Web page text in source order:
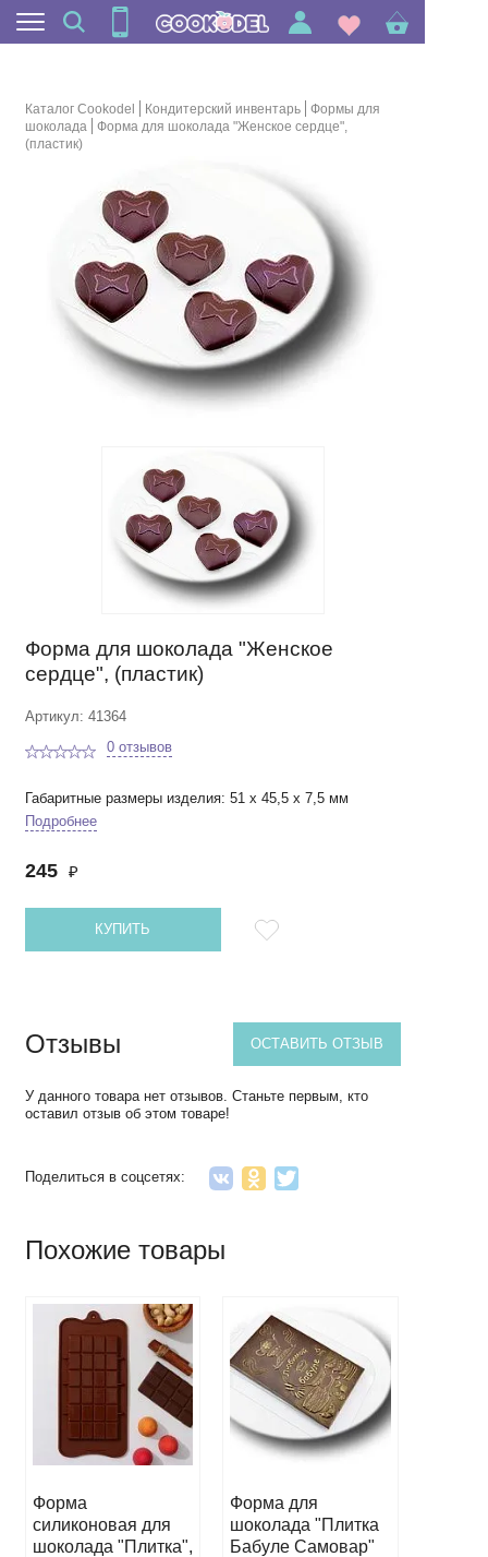
Каталог Cookodel Кондитерский инвентарь
Формы для
шоколада
Форма для шоколада "Женское сердце",
(пластик)
Форма для шоколада "Женское
сердце", (пластик)
Артикул: 41364
0 отзывов
Габаритные размеры изделия: 51 х 45,5 х 7,5 мм
Подробнее
245 ₽
КУПИТЬ
Отзывы ОСТАВИТЬ ОТЗЫВ
У данного товара нет отзывов. Станьте первым, кто
оставил отзыв об этом товаре!
Поделиться в соцсетях:
Похожие товары
Форма
силиконовая для
шоколада "Плитка",
Форма для
шоколада "Плитка
Бабуле Самовар"